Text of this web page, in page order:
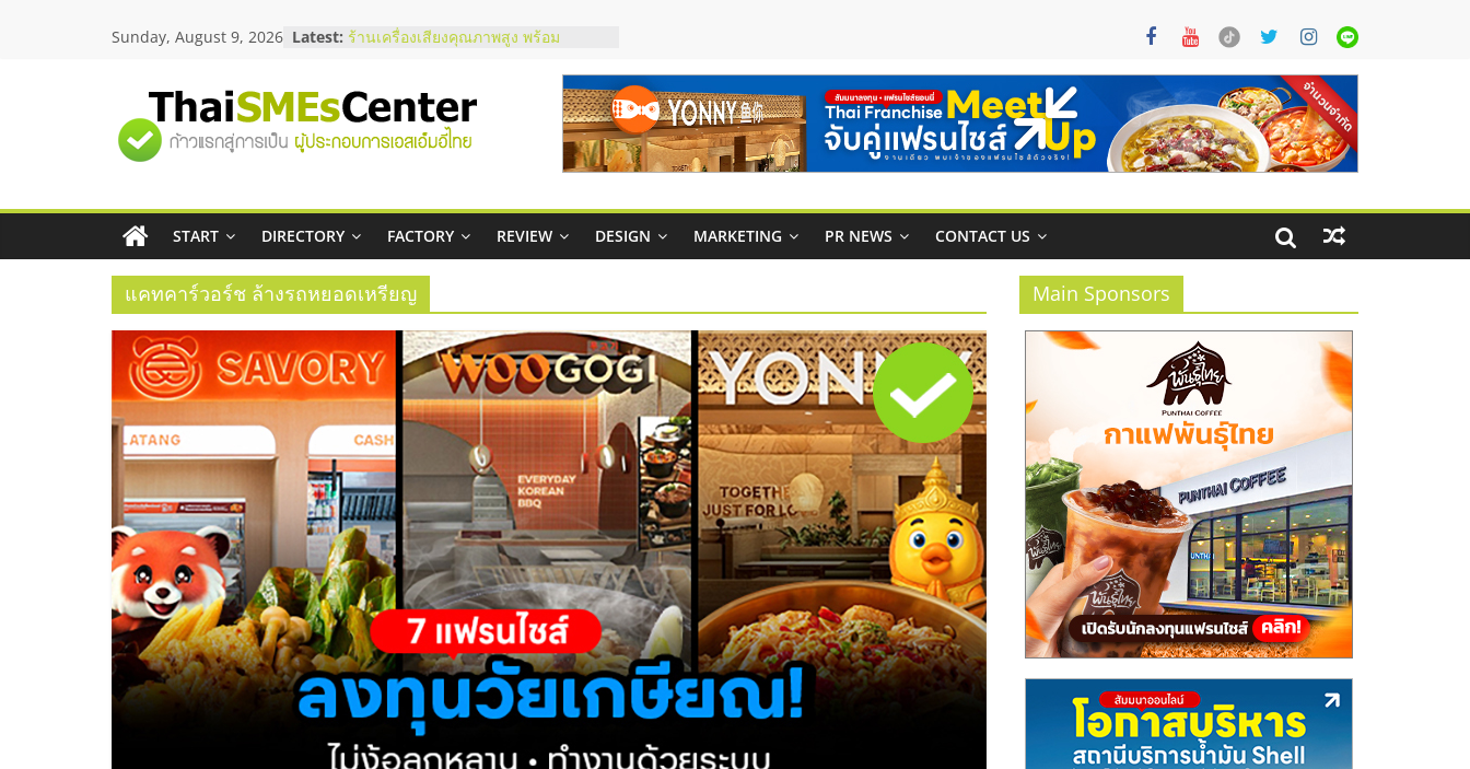
Sunday, August 9, 2026 Latest: ร้านเครื่องเสียงคุณภาพสูง พร้อม
บริษัท Cybersecurity ในไทยที่ไหนดี?
วิธีเลือกผู้ให้บริการให้คุ้มค่าและตอบ
โจทย์ธุรกิจ
อยากหาเงินทุน เพิ่มสภาพคล่องให้ธุรกิจ
บริการน้ำมัน Shell
สัมมนาลงทุน แฟรนไชส์ยอนนี่
ThaiFranchise Meet Up จับคู่แฟรน
ไชส์ ครั้งที่ 8
"ศูนย์
รวม
ข้อมูล
ธุรกิจ
SME
แห่ง
ประเทศไทย,
ThaiSMEsCenter,
รวม
ธุรกิจ
START DIRECTORY FACTORY REVIEW DESIGN MARKETING PR NEWS CONTACT US
แคทคาร์วอร์ช ล้างรถหยอดเหรียญ Main Sponsors